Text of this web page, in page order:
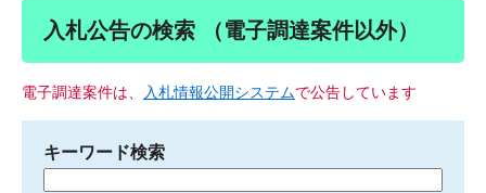
入札公告の検索 （電子調達案件以外）
電子調達案件は、 入札情報公開システムで公告しています
キーワード検索